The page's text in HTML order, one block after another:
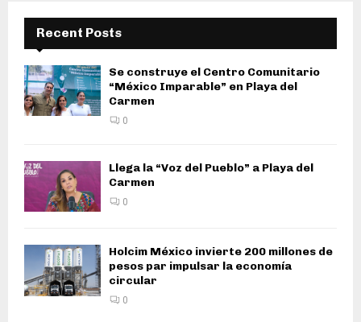
Recent Posts
Se construye el Centro Comunitario
“México Imparable” en Playa del
Carmen
0
Llega la “Voz del Pueblo” a Playa del
Carmen
0
Holcim México invierte 200 millones de
pesos par impulsar la economía
circular
0